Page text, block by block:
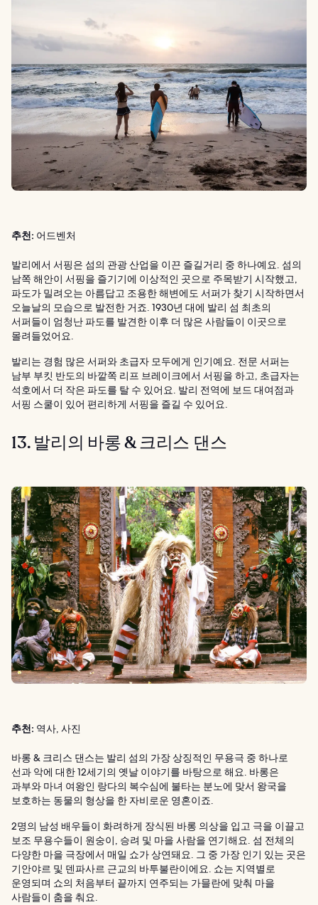
추천: 어드벤처
발리에서 서핑은 섬의 관광 산업을 이끈 즐길거리 중 하나예요. 섬의
남쪽 해안이 서핑을 즐기기에 이상적인 곳으로 주목받기 시작했고,
파도가 밀려오는 아름답고 조용한 해변에도 서퍼가 찾기 시작하면서
오늘날의 모습으로 발전한 거죠. 1930년 대에 발리 섬 최초의
서퍼들이 엄청난 파도를 발견한 이후 더 많은 사람들이 이곳으로
몰려들었어요.
발리는 경험 많은 서퍼와 초급자 모두에게 인기예요. 전문 서퍼는
남부 부킷 반도의 바깥쪽 리프 브레이크에서 서핑을 하고, 초급자는
석호에서 더 작은 파도를 탈 수 있어요. 발리 전역에 보드 대여점과
서핑 스쿨이 있어 편리하게 서핑을 즐길 수 있어요.
13. 발리의 바롱 & 크리스 댄스
추천: 역사, 사진
바롱 & 크리스 댄스는 발리 섬의 가장 상징적인 무용극 중 하나로
선과 악에 대한 12세기의 옛날 이야기를 바탕으로 해요. 바롱은
과부와 마녀 여왕인 랑다의 복수심에 불타는 분노에 맞서 왕국을
보호하는 동물의 형상을 한 자비로운 영혼이죠.
2명의 남성 배우들이 화려하게 장식된 바롱 의상을 입고 극을 이끌고
보조 무용수들이 원숭이, 승려 및 마을 사람을 연기해요. 섬 전체의
다양한 마을 극장에서 매일 쇼가 상연돼요. 그 중 가장 인기 있는 곳은
기안야르 및 덴파사르 근교의 바투불란이에요. 쇼는 지역별로
운영되며 쇼의 처음부터 끝까지 연주되는 가믈란에 맞춰 마을
사람들이 춤을 춰요.